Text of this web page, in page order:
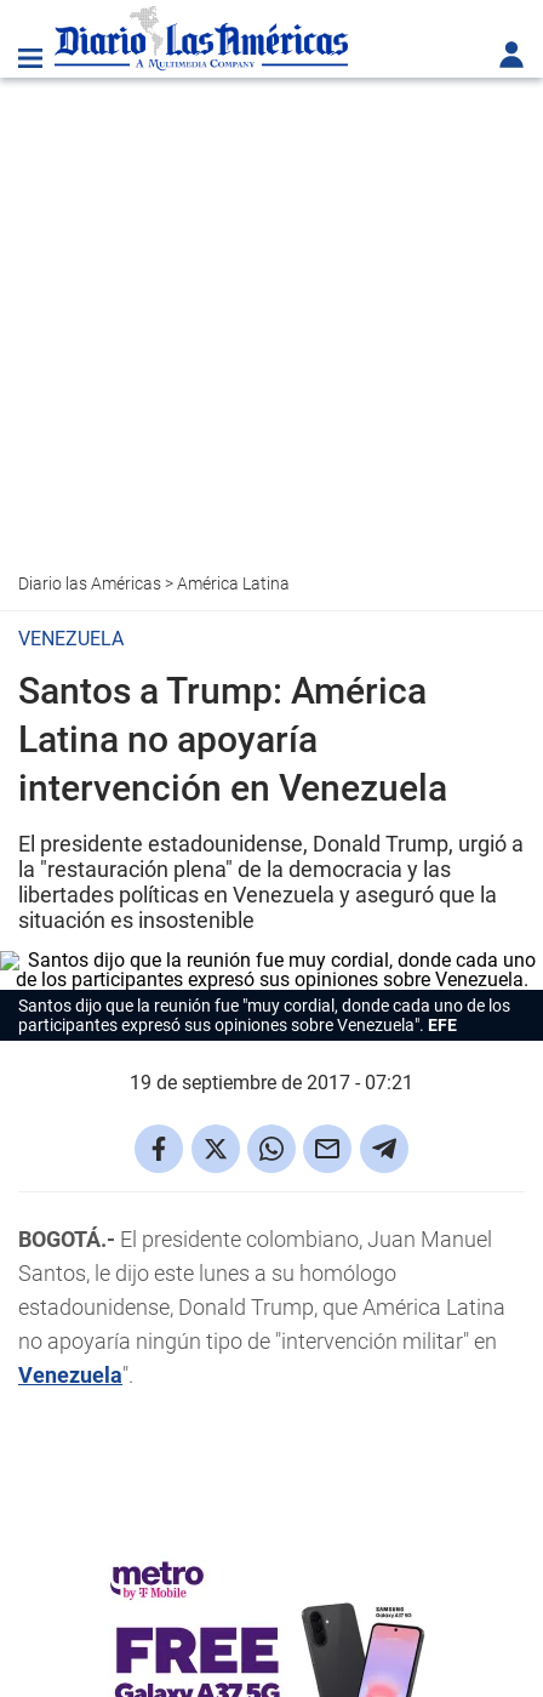
Diario las Américas>América Latina
VENEZUELA
Santos a Trump: América
Latina no apoyaría
intervención en Venezuela
El presidente estadounidense, Donald Trump, urgió a
la "restauración plena" de la democracia y las
libertades políticas en Venezuela y aseguró que la
situación es insostenible
Santos dijo que la reunión fue "muy cordial, donde cada uno de los
participantes expresó sus opiniones sobre Venezuela". EFE
19 de septiembre de 2017 - 07:21
BOGOTÁ.- El presidente colombiano, Juan Manuel
Santos, le dijo este lunes a su homólogo
estadounidense, Donald Trump, que América Latina
no apoyaría ningún tipo de "intervención militar" en
Venezuela".